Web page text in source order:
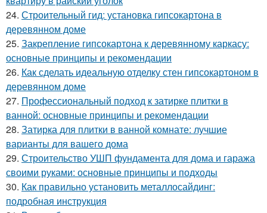
24. Строительный гид: установка гипсокартона в
деревянном доме
25. Закрепление гипсокартона к деревянному каркасу:
основные принципы и рекомендации
26. Как сделать идеальную отделку стен гипсокартоном в
деревянном доме
27. Профессиональный подход к затирке плитки в
ванной: основные принципы и рекомендации
28. Затирка для плитки в ванной комнате: лучшие
варианты для вашего дома
29. Строительство УШП фундамента для дома и гаража
своими руками: основные принципы и подходы
30. Как правильно установить металлосайдинг:
подробная инструкция